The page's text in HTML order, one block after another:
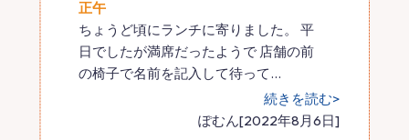
正午
ちょうど頃にランチに寄りました。 平
日でしたが満席だったようで 店舗の前
の椅子で名前を記入して待って…
続きを読む>
ぽむん[2022年8月6日]